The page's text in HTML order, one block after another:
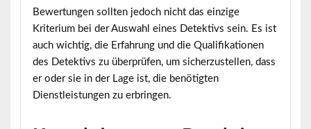
Bewertungen sollten jedoch nicht das einzige
Kriterium bei der Auswahl eines Detektivs sein. Es ist
auch wichtig, die Erfahrung und die Qualifikationen
des Detektivs zu überprüfen, um sicherzustellen, dass
er oder sie in der Lage ist, die benötigten
Dienstleistungen zu erbringen.